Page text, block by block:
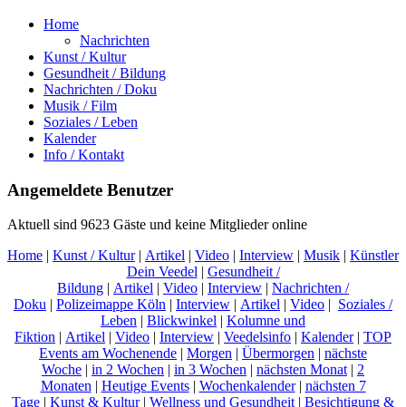
Home
Nachrichten
Kunst / Kultur
Gesundheit / Bildung
Nachrichten / Doku
Musik / Film
Soziales / Leben
Kalender
Info / Kontakt
Angemeldete Benutzer
Aktuell sind 9623 Gäste und keine Mitglieder online
Home | Kunst / Kultur| Artikel | Video | Interview | Musik | Künstler
Dein Veedel| Gesundheit /
Bildung | Artikel | Video | Interview | Nachrichten /
Doku | Polizeimappe Köln | Interview | Artikel | Video | Soziales /
Leben | Blickwinkel | Kolumne und
Fiktion | Artikel | Video | Interview | Veedelsinfo | Kalender| TOP
Events am Wochenende | Morgen | Übermorgen | nächste
Woche | in 2 Wochen | in 3 Wochen | nächsten Monat| 2
Monaten| Heutige Events| Wochenkalender| nächsten 7
Tage | Kunst & Kultur| Wellness und Gesundheit| Besichtigung &